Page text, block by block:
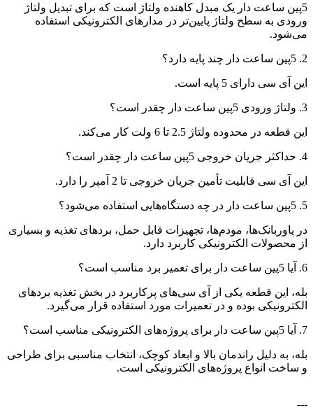
5پین ساعت دار یک مبدل کاهنده ولتاژ است که برای تبدیل ولتاژ
ورودی به سطح ولتاژ پایین‌تر در مدارهای الکترونیکی استفاده
می‌شود.
2. 5پین ساعت دار چند پایه دارد؟
این آی سی دارای 5 پایه است.
3. ولتاژ ورودی 5پین ساعت دار چقدر است؟
این قطعه در محدوده ولتاژ 2.5 تا 6 ولت کار می‌کند.
4. حداکثر جریان خروجی 5پین ساعت دار چقدر است؟
این آی سی قابلیت تأمین جریان خروجی تا 2 آمپر را دارد.
5. 5پین ساعت دار در چه دستگاه‌هایی استفاده می‌شود؟
در پاوربانک‌ها، مودم‌ها، تجهیزات قابل حمل، بردهای تغذیه و بسیاری
از محصولات الکترونیکی کاربرد دارد.
6. آیا 5پین ساعت دار برای تعمیر برد مناسب است؟
بله، این قطعه یکی از آی سی‌های پرکاربرد در بخش تغذیه بردهای
الکترونیکی بوده و در تعمیرات مورد استفاده قرار می‌گیرد.
7. آیا 5پین ساعت دار برای پروژه‌های الکترونیکی مناسب است؟
بله، به دلیل راندمان بالا و ابعاد کوچک، انتخاب مناسبی برای طراحی
و ساخت انواع پروژه‌های الکترونیکی است.
---